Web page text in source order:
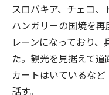
スロバキア、チェコ
ハンガリーの国境を
レーンになっており
た。観光を見据えて
カートはいているな
話す。